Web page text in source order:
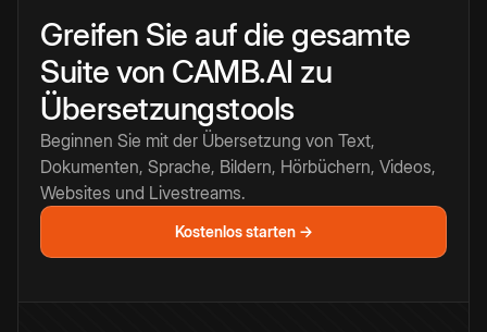
Greifen Sie auf die gesamte
Suite von CAMB.AI zu
Übersetzungstools
Beginnen Sie mit der Übersetzung von Text,
Dokumenten, Sprache, Bildern, Hörbüchern, Videos,
Websites und Livestreams.
Kostenlos starten →